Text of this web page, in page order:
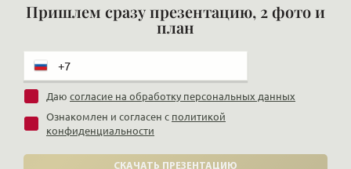
Пришлем сразу презентацию, 2 фото и
план
Даю согласие на обработку персональных данных
Ознакомлен и согласен с политикой
конфиденциальности
СКАЧАТЬ ПРЕЗЕНТАЦИЮ